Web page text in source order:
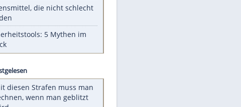
Unsere Themen-Highlights
Sprengstoff-Drohne in Leipzig:
Diese Promi-Outfits sorgten für
Aufruhr!